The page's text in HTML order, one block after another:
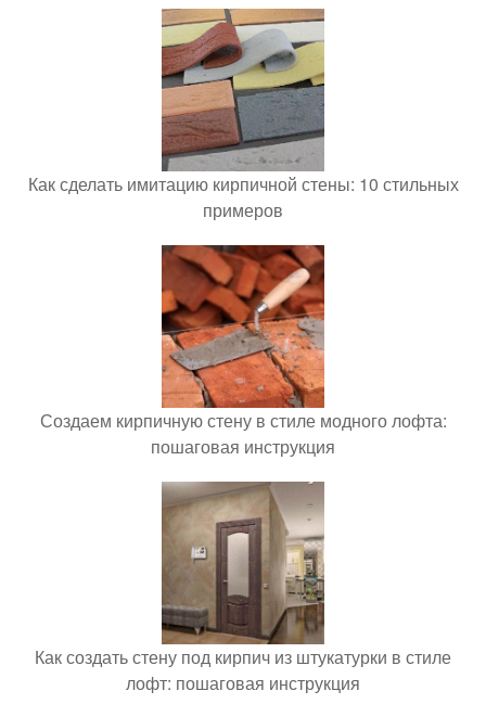
Как сделать имитацию кирпичной стены: 10 стильных
примеров
Создаем кирпичную стену в стиле модного лофта:
пошаговая инструкция
Как создать стену под кирпич из штукатурки в стиле
лофт: пошаговая инструкция